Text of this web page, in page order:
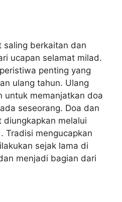
saling berkaitan dan
ucapan selamat milad.
penting yang
ulang tahun. Ulang
untuk memanjatkan doa
seseorang. Doa dan
melalui
Tradisi mengucapkan
sejak lama di
menjadi bagian dari